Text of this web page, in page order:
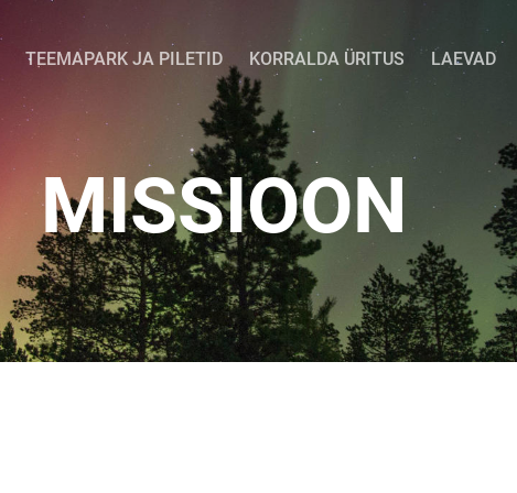
TEEMAPARK JA PILETID KORRALDA ÜRITUS LAEVAD
MISSIOON